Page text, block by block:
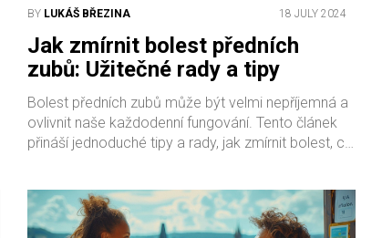
BY LUKÁŠ BŘEZINA 18 JULY 2024
Jak zmírnit bolest předních
zubů: Užitečné rady a tipy
Bolest předních zubů může být velmi nepříjemná a
ovlivnit naše každodenní fungování. Tento článek
přináší jednoduché tipy a rady, jak zmírnit bolest, co
a zajímavé skutečnosti, které jim mohou pomoci v
péči o své zuby.